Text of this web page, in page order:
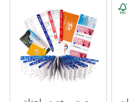
من مواد حرارية صديقة للبيئة، مما
الكربونية مع الحفاظ على حل وضع